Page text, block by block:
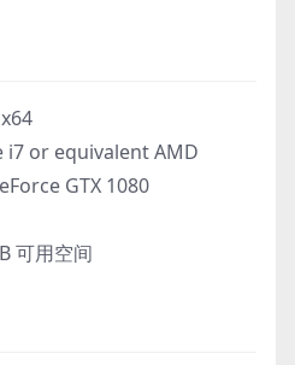
or equivalent AMD
GTX 1080
用空间